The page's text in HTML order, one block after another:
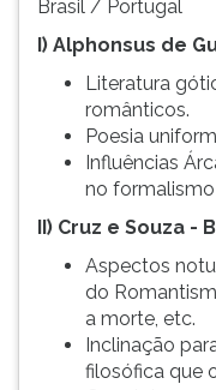
Brasil / Portugal
I) Alphonsus de
Literatura
românticos.
Poesia
Influências
no formalismo
II) Cruz e Souza -
Aspectos
do
a morte, etc.
Inclinação
filosófica que